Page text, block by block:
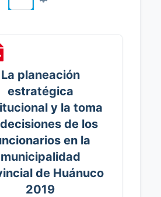
La planeación
estratégica
y la toma
de los
en la
municipalidad
de Huánuco
2019